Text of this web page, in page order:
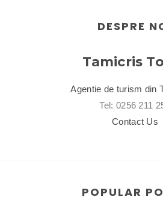
DESPRE
Tamicris
Agentie de turism din
Tel: 0256 211
Contact Us
POPULAR